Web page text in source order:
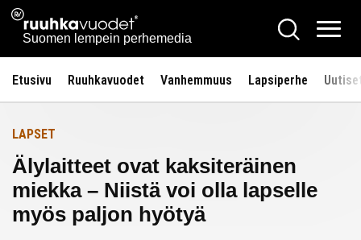
Siirry
sisältöön
Ruuhkavuodet.fi
Suomen lempein perhemedia
Hae
Etusivu Ruuhkavuodet Vanhemmuus Lapsiperhe
Etusivulle
LAPSET
Älylaitteet ovat kaksiteräinen
miekka – Niistä voi olla lapselle
myös paljon hyötyä